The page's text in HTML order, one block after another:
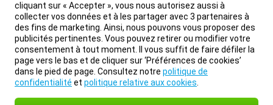
cliquant sur « Accepter », vous nous autorisez aussi à
collecter vos données et à les partager avec 3 partenaires à
des fins de marketing. Ainsi, nous pouvons vous proposer des
publicités pertinentes. Vous pouvez retirer ou modifier votre
consentement à tout moment. Il vous suffit de faire défiler la
page vers le bas et de cliquer sur ‘Préférences de cookies’
dans le pied de page. Consultez notre politique de
confidentialité et politique relative aux cookies